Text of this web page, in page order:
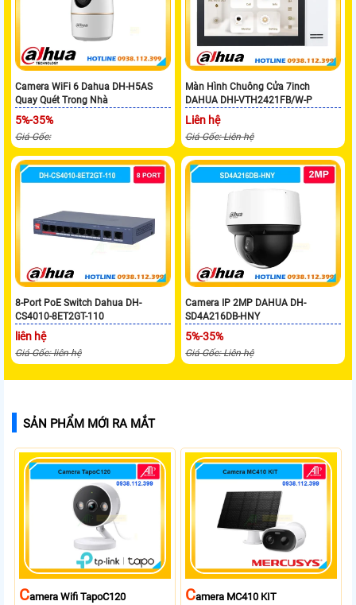
Camera WiFi 6 Dahua DH-H5AS
Quay Quét Trong Nhà
5%-35%
Giá Gốc:
Màn Hình Chuông Cửa 7inch
DAHUA DHI-VTH2421FB/W-P
Liên hệ
Giá Gốc: Liên hệ
8-Port PoE Switch Dahua DH-
CS4010-8ET2GT-110
liên hệ
Giá Gốc: liên hệ
Camera IP 2MP DAHUA DH-
SD4A216DB-HNY
5%-35%
Giá Gốc: Liên hệ
SẢN PHẨM MỚI RA MẮT
CAmera Wifi TapoC120 CAmera MC410 KIT